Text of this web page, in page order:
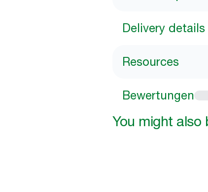
Delivery details
Resources
Bewertungen
You might also